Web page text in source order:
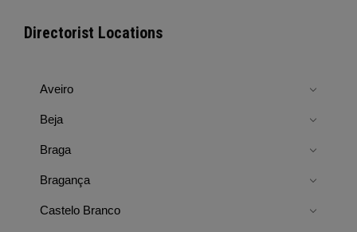
Directorist Locations
Aveiro
Beja
Braga
Bragança
Castelo Branco